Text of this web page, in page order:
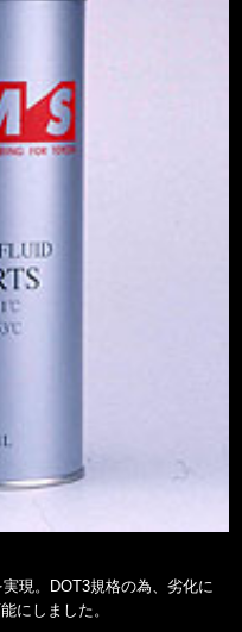
現。DOT3規格の為、劣化に
にしました。